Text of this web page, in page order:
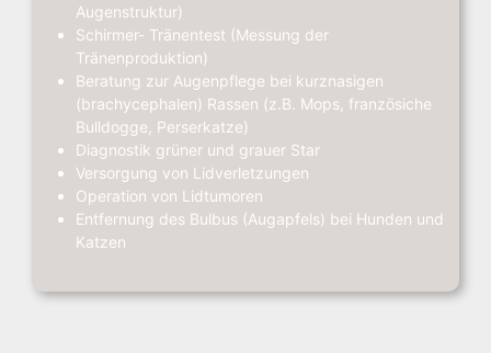
Augenstruktur)
Schirmer- Tränentest (Messung der
Tränenproduktion)
Beratung zur Augenpflege bei kurznasigen
(brachycephalen) Rassen (z.B. Mops, französiche
Bulldogge, Perserkatze)
Diagnostik grüner und grauer Star
Versorgung von Lidverletzungen
Operation von Lidtumoren
Entfernung des Bulbus (Augapfels) bei Hunden und
Katzen